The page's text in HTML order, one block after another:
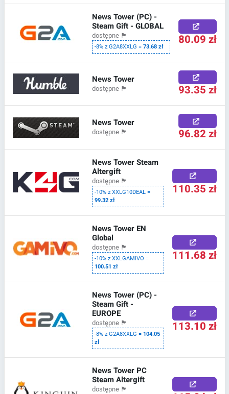
News Tower (PC) -
Steam Gift - GLOBAL
dostępne 🏴
-8% z G2A8XXLG =73.68 zł 80.09 zł
News Tower
dostępne 🏴 93.35 zł
News Tower
dostępne 🏴 96.82 zł
News Tower Steam
Altergift
dostępne 🏴
-10% z XXLG10DEAL =
99.32 zł
110.35 zł
News Tower EN
Global
dostępne 🏴
-10% z XXLGAMIVO =
100.51 zł
111.68 zł
News Tower (PC) -
Steam Gift -
EUROPE
dostępne 🏴
-8% z G2A8XXLG =104.05
zł
113.10 zł
News Tower PC
Steam Altergift
dostępne 🏴